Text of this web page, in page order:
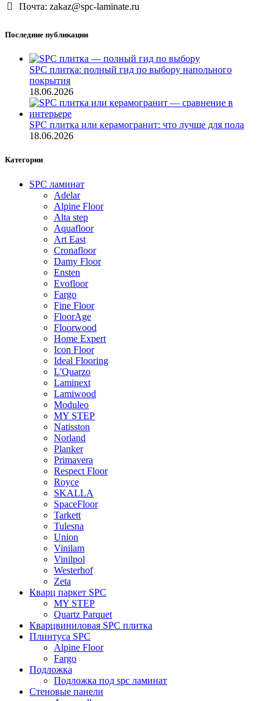
Почта: zakaz@spc-laminate.ru
Последние публикации
SPC плитка: полный гид по выбору напольного
покрытия
18.06.2026
SPC плитка или керамогранит: что лучше для пола
18.06.2026
Категории
SPC ламинат
Adelar
Alpine Floor
Alta step
Aquafloor
Art East
Cronafloor
Damy Floor
Ensten
Evofloor
Fargo
Fine Floor
FloorAge
Floorwood
Home Expert
Icon Floor
Ideal Flooring
L'Quarzo
Laminext
Lamiwood
Moduleo
MY STEP
Natisston
Norland
Planker
Primavera
Respect Floor
Royce
SKALLA
SpaceFloor
Tarkett
Tulesna
Union
Vinilam
Vinilpol
Westerhof
Zeta
Кварц паркет SPC
MY STEP
Quartz Parquet
Кварцвиниловая SPC плитка
Плинтуса SPC
Alpine Floor
Fargo
Подложка
Подложка под spc ламинат
Стеновые панели